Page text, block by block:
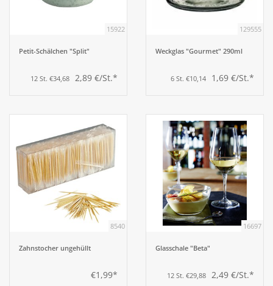
15922
Petit-Schälchen "Split"
12 St. €34,68 2,89 €/St.*
129555
Weckglas "Gourmet" 290ml
6 St. €10,14 1,69 €/St.*
8540
Zahnstocher ungehüllt
€1,99*
16697
Glasschale "Beta"
12 St. €29,88 2,49 €/St.*